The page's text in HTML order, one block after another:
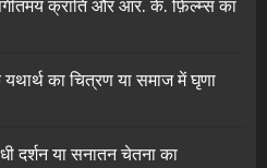
क्रांति और आर. के. फ़िल्म्स का
यथार्थ का चित्रण या समाज में घृणा
दर्शन या सनातन चेतना का